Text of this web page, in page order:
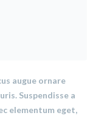
augue ornare
Suspendisse a
elementum eget,